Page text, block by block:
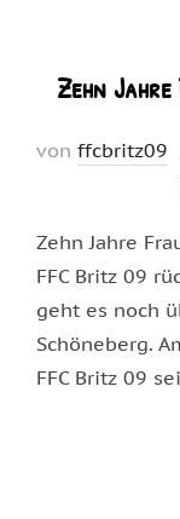
Zehn
von ffcbritz09
Zehn Jahre
FFC Britz 09
geht es noch
Schöneberg.
FFC Britz 09